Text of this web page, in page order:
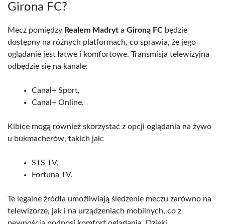
Girona FC?
Mecz pomiędzy Realem Madryt a Gironą FC będzie
dostępny na różnych platformach, co sprawia, że jego
oglądanie jest łatwe i komfortowe. Transmisja telewizyjna
odbędzie się na kanale:
Canal+ Sport,
Canal+ Online.
Kibice mogą również skorzystać z opcji oglądania na żywo
u bukmacherów, takich jak:
STS TV,
Fortuna TV.
Te legalne źródła umożliwiają śledzenie meczu zarówno na
telewizorze, jak i na urządzeniach mobilnych, co z